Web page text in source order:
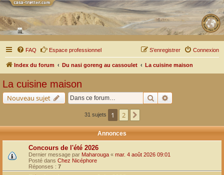
FAQ Espace professionnel Connexion
S’enregistrer
Index du forum Du nasi goreng au cassoulet La cuisine maison
La cuisine maison
Nouveau sujet Rechercher
31 sujets 1 2
Annonces
Concours de l'été 2026
Dernier message par Maharouga « mar. 4 août 2026 09:01
Posté dans Chez Nicéphore
Réponses : 7